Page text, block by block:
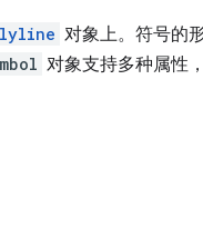
对象上。符号的
对象支持多种属性